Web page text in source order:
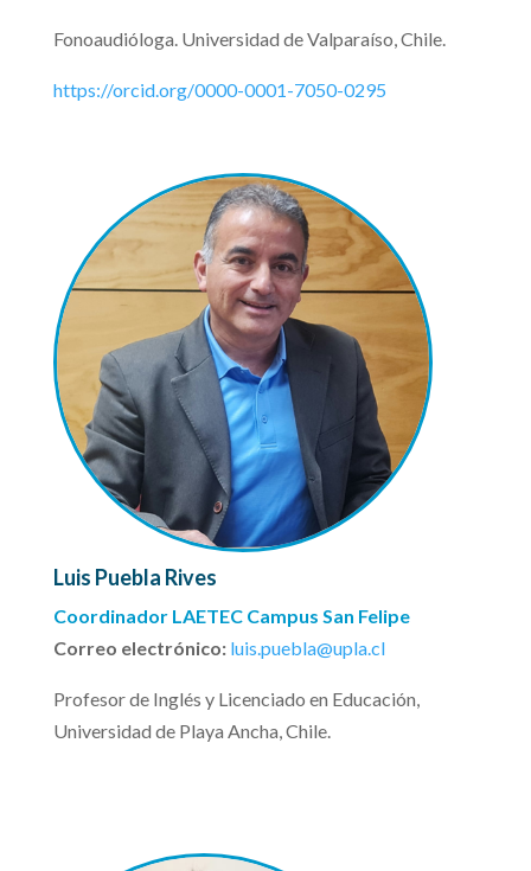
Fonoaudióloga. Universidad de Valparaíso, Chile.
https://orcid.org/0000-0001-7050-0295
Luis Puebla Rives
Coordinador LAETEC Campus San Felipe
Correo electrónico: luis.puebla@upla.cl
Profesor de Inglés y Licenciado en Educación,
Universidad de Playa Ancha, Chile.